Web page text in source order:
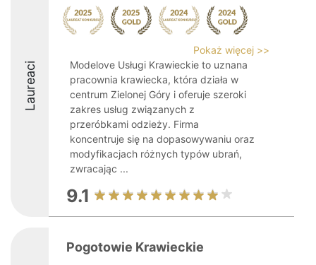
Laureaci
Pokaż więcej >>
Modelove Usługi Krawieckie to uznana
pracownia krawiecka, która działa w
centrum Zielonej Góry i oferuje szeroki
zakres usług związanych z
przeróbkami odzieży. Firma
koncentruje się na dopasowywaniu oraz
modyfikacjach różnych typów ubrań,
zwracając ...
9.1
Pogotowie Krawieckie